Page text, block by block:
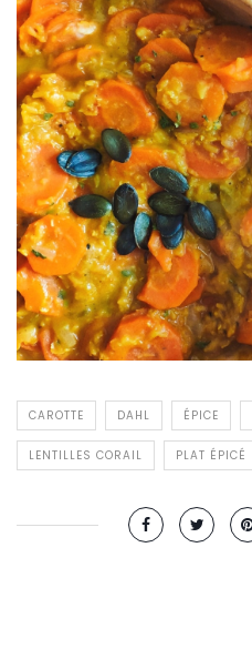
CAROTTE DAHL ÉPICE
LENTILLES CORAIL PLAT ÉPICÉ